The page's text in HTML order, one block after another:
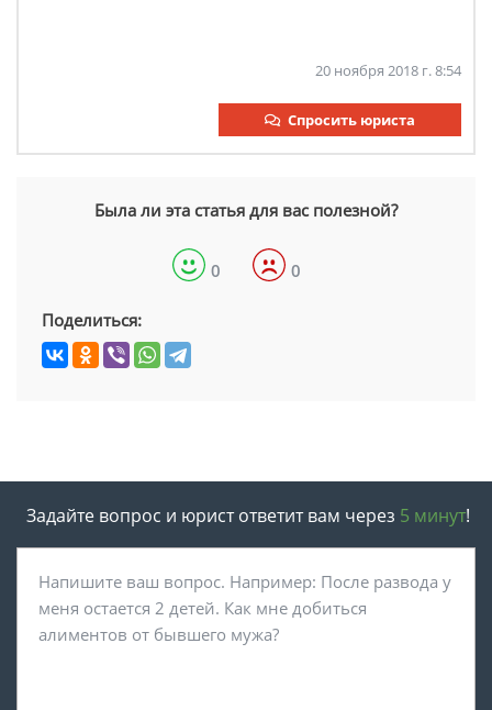
20 ноября 2018 г. 8:54
Спросить юриста
Была ли эта статья для вас полезной?
0 0
Поделиться:
Задайте вопрос и юрист ответит вам через 5 минут!